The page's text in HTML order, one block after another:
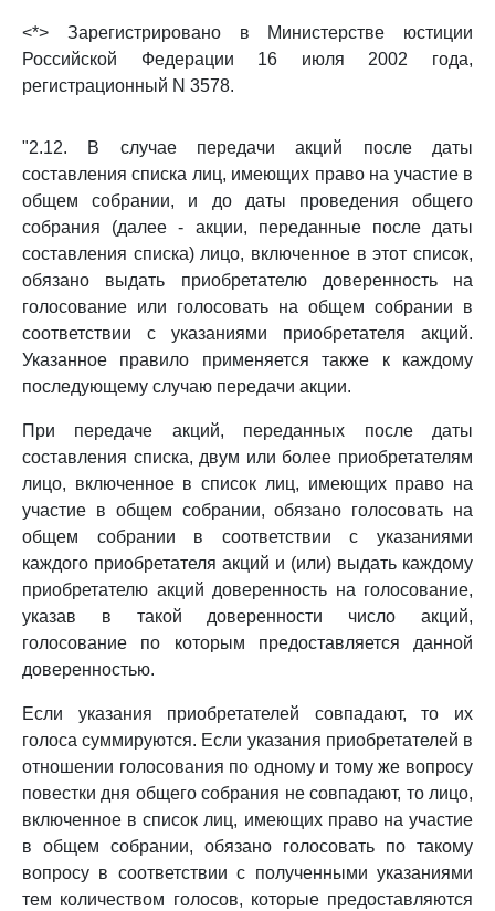
<*> Зарегистрировано в Министерстве юстиции
Российской Федерации 16 июля 2002 года,
регистрационный N 3578.
"2.12. В случае передачи акций после даты
составления списка лиц, имеющих право на участие в
общем собрании, и до даты проведения общего
собрания (далее - акции, переданные после даты
составления списка) лицо, включенное в этот список,
обязано выдать приобретателю доверенность на
голосование или голосовать на общем собрании в
соответствии с указаниями приобретателя акций.
Указанное правило применяется также к каждому
последующему случаю передачи акции.
При передаче акций, переданных после даты
составления списка, двум или более приобретателям
лицо, включенное в список лиц, имеющих право на
участие в общем собрании, обязано голосовать на
общем собрании в соответствии с указаниями
каждого приобретателя акций и (или) выдать каждому
приобретателю акций доверенность на голосование,
указав в такой доверенности число акций,
голосование по которым предоставляется данной
доверенностью.
Если указания приобретателей совпадают, то их
голоса суммируются. Если указания приобретателей в
отношении голосования по одному и тому же вопросу
повестки дня общего собрания не совпадают, то лицо,
включенное в список лиц, имеющих право на участие
в общем собрании, обязано голосовать по такому
вопросу в соответствии с полученными указаниями
тем количеством голосов, которые предоставляются